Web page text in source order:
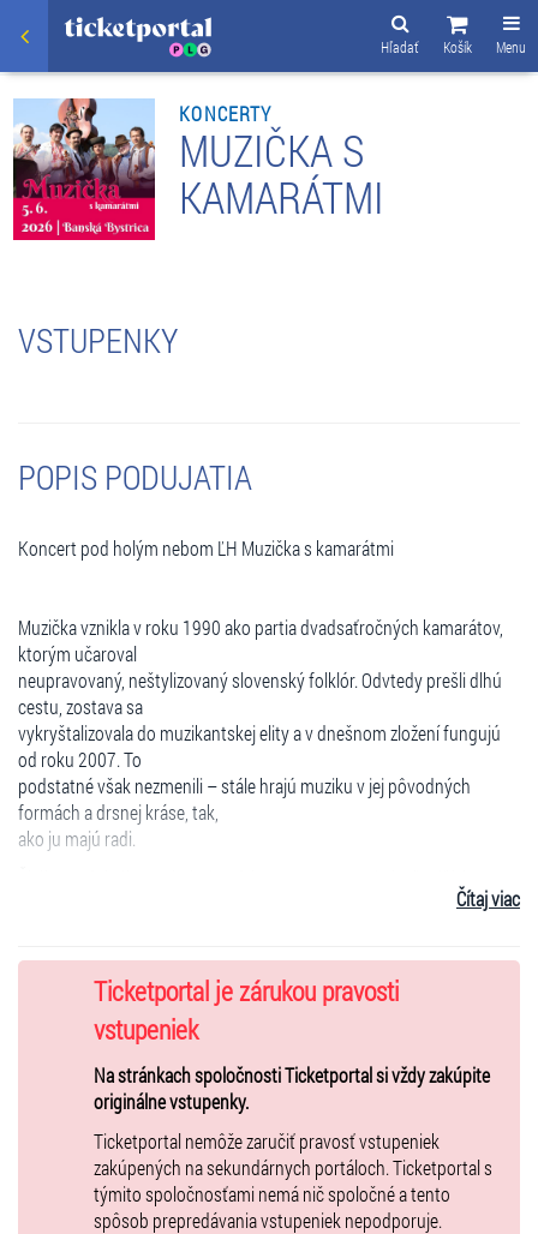
Menu
Košík
Hľadať
KONCERTY
MUZIČKA S
KAMARÁTMI
VSTUPENKY
POPIS PODUJATIA
Koncert pod holým nebom ĽH Muzička s kamarátmi
Muzička vznikla v roku 1990 ako partia dvadsaťročných kamarátov,
ktorým učaroval
neupravovaný, neštylizovaný slovenský folklór. Odvtedy prešli dlhú
cestu, zostava sa
vykryštalizovala do muzikantskej elity a v dnešnom zložení fungujú
od roku 2007. To
podstatné však nezmenili – stále hrajú muziku v jej pôvodných
formách a drsnej kráse, tak,
ako ju majú radi.
muzikanti, ktorých
nesmierne baví baviť ľudí.
ZLOŽENIE KAPELY MUZIČKA:
Tomáš Brunovský - primáš
Laco Fekete- husle
Ivan Hanula– husle, violová kontra, kontrabas
Michal Brdársky- violová kontra, príležitostne akordeón
Martin Brunovský– husľová kontra
Peter Obuch –kontrabas, husle, husľová kontra
Čítaj viac
Ticketportal je zárukou pravosti
vstupeniek
Na stránkach spoločnosti Ticketportal si vždy zakúpite
originálne vstupenky.
Ticketportal nemôže zaručiť pravosť vstupeniek
zakúpených na sekundárnych portáloch. Ticketportal s
týmito spoločnosťami nemá nič spoločné a tento
spôsob prepredávania vstupeniek nepodporuje.